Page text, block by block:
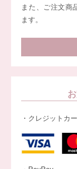
また、ご注文商
ます。
・クレジットカ